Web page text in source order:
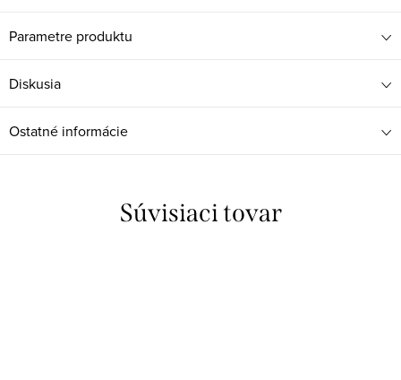
Parametre produktu
Diskusia
Ostatné informácie
Súvisiaci tovar